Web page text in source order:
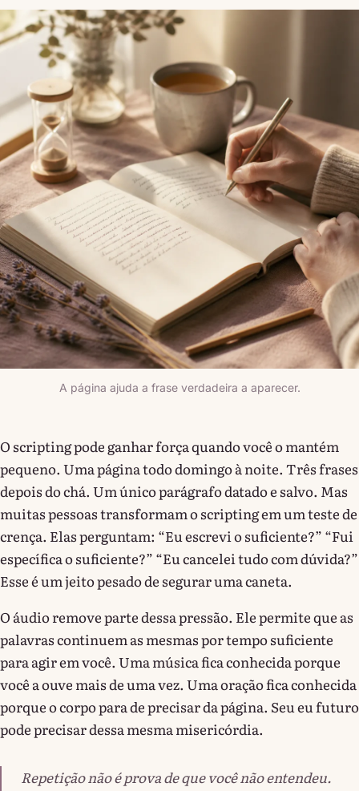
A página ajuda a frase verdadeira a aparecer.
O scripting pode ganhar força quando você o mantém
pequeno. Uma página todo domingo à noite. Três frases
depois do chá. Um único parágrafo datado e salvo. Mas
muitas pessoas transformam o scripting em um teste de
crença. Elas perguntam: “Eu escrevi o suficiente?” “Fui
específica o suficiente?” “Eu cancelei tudo com dúvida?”
Esse é um jeito pesado de segurar uma caneta.
O áudio remove parte dessa pressão. Ele permite que as
palavras continuem as mesmas por tempo suficiente
para agir em você. Uma música fica conhecida porque
você a ouve mais de uma vez. Uma oração fica conhecida
porque o corpo para de precisar da página. Seu eu futuro
pode precisar dessa mesma misericórdia.
Repetição não é prova de que você não entendeu.